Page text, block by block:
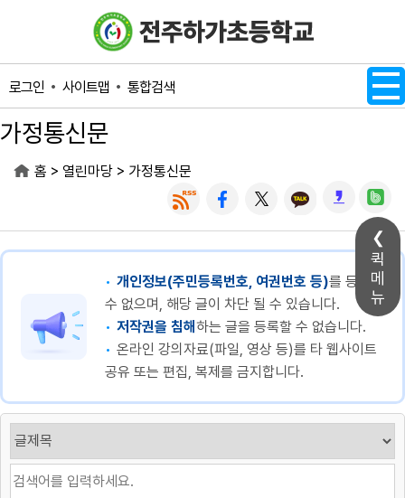
퀵
메
뉴
로그인 사이트맵 통합검색
가정통신문
홈 > 열린마당 > 가정통신문
개인정보(주민등록번호, 여권번호 등)를 등록할
수 없으며, 해당 글이 차단 될 수 있습니다.
저작권을 침해하는 글을 등록할 수 없습니다.
온라인 강의자료(파일, 영상 등)를 타 웹사이트
공유 또는 편집, 복제를 금지합니다.